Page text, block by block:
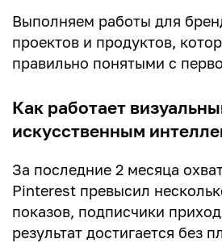
Выполняем работы для
проектов и продуктов,
правильно понятыми с
Как работает
искусственным
За последние 2 месяца
Pinterest превысил
показов, подписчики
результат достигается без